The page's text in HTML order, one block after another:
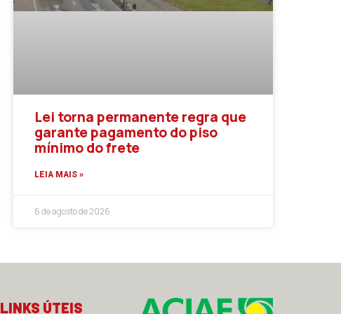
Lei torna permanente regra que
garante pagamento do piso
mínimo do frete
LEIA MAIS »
6 de agosto de 2026
LINKS ÚTEIS